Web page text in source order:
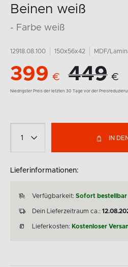
Beinen weiß
- Farbe weiß
12918.08.100 150x56x42 MDF/
399 € 449 €
Niedrigster Preis der letzten 30 Tage vor der
IN
Lieferinformationen:
Verfügbarkeit: Sofort bestellbar
Dein Lieferzeitraum ca.:
Lieferkosten: Kostenloser